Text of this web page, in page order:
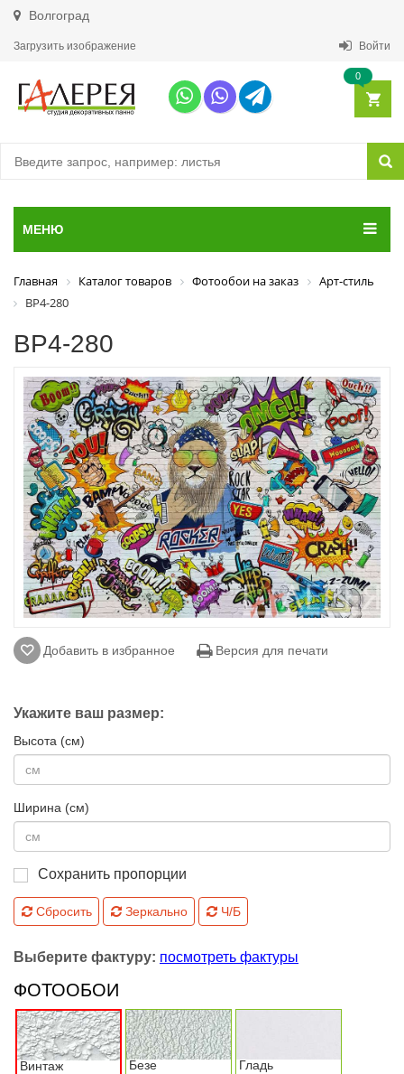
Волгоград
Загрузить изображение Войти
0
МЕНЮ
Главная Каталог товаров Фотообои на заказ
Арт-стиль
ВР4-280
ВР4-280
Добавить в избранное Версия для печати
Укажите ваш размер:
Высота (см)
Ширина (см)
Сохранить пропорции
Сбросить Зеркально Ч/Б
Выберите фактуру: посмотреть фактуры
ФОТООБОИ
Винтаж Безе Гладь